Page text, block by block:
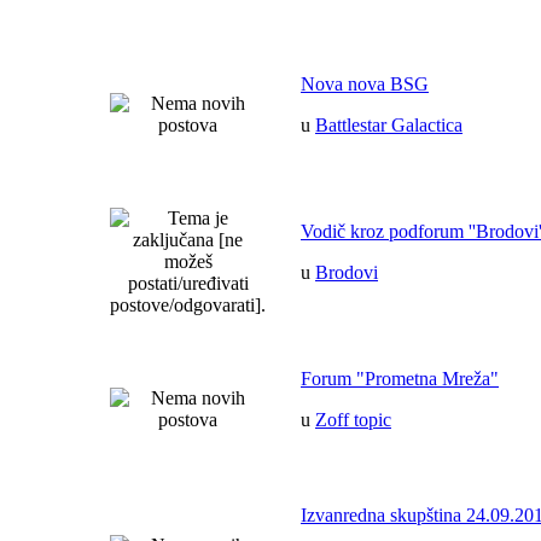
Nova nova BSG
u Battlestar Galactica
Vodič kroz podforum
u Brodovi
Forum "Prometna Mreža"
u Zoff topic
Izvanredna skupština